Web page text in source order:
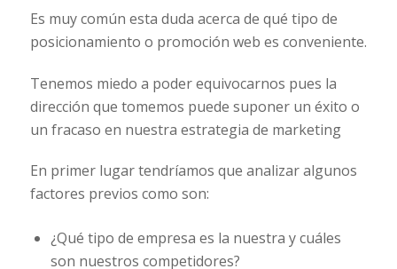
Es muy común esta duda acerca de qué tipo de
posicionamiento o promoción web es conveniente.
Tenemos miedo a poder equivocarnos pues la
dirección que tomemos puede suponer un éxito o
un fracaso en nuestra estrategia de marketing
En primer lugar tendríamos que analizar algunos
factores previos como son:
¿Qué tipo de empresa es la nuestra y cuáles
son nuestros competidores?